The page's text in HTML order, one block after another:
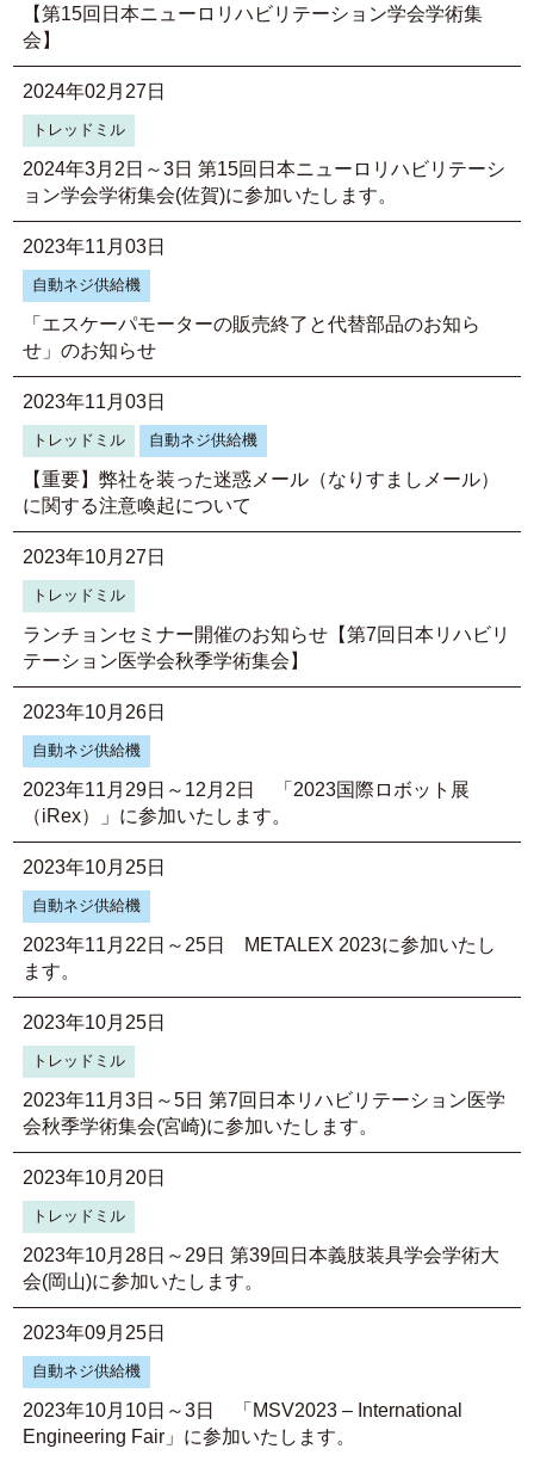
【第15回日本ニューロリハビリテーション学会学術集
会】
2024年02月27日
トレッドミル
2024年3月2日～3日 第15回日本ニューロリハビリテーシ
ョン学会学術集会(佐賀)に参加いたします。
2023年11月03日
自動ネジ供給機
「エスケーパモーターの販売終了と代替部品のお知ら
せ」のお知らせ
2023年11月03日
トレッドミル 自動ネジ供給機
【重要】弊社を装った迷惑メール（なりすましメール）
に関する注意喚起について
2023年10月27日
トレッドミル
ランチョンセミナー開催のお知らせ【第7回日本リハビリ
テーション医学会秋季学術集会】
2023年10月26日
自動ネジ供給機
2023年11月29日～12月2日 「2023国際ロボット展
（iRex）」に参加いたします。
2023年10月25日
自動ネジ供給機
2023年11月22日～25日 METALEX 2023に参加いたし
ます。
2023年10月25日
トレッドミル
2023年11月3日～5日 第7回日本リハビリテーション医学
会秋季学術集会(宮崎)に参加いたします。
2023年10月20日
トレッドミル
2023年10月28日～29日 第39回日本義肢装具学会学術大
会(岡山)に参加いたします。
2023年09月25日
自動ネジ供給機
2023年10月10日～3日 「MSV2023 – International
Engineering Fair」に参加いたします。